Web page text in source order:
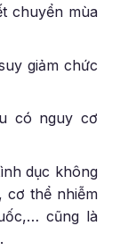
chuyển mùa
giảm chức
có nguy cơ
dục không
cơ thể nhiễm
cũng là